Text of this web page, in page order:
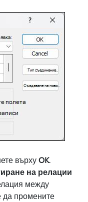
върхуOK.
на релации
между
да промените